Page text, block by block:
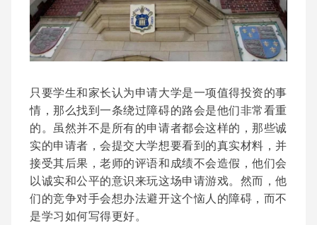
只要学生和家长认为申请大学是一项值得投资的事
情，那么找到一条绕过障碍的路会是他们非常看重
的。虽然并不是所有的申请者都会这样的，那些诚
实的申请者，会提交大学想要看到的真实材料，并
接受其后果，老师的评语和成绩不会造假，他们会
以诚实和公平的意识来玩这场申请游戏。然而，他
们的竞争对手会想办法避开这个恼人的障碍，而不
是学习如何写得更好。